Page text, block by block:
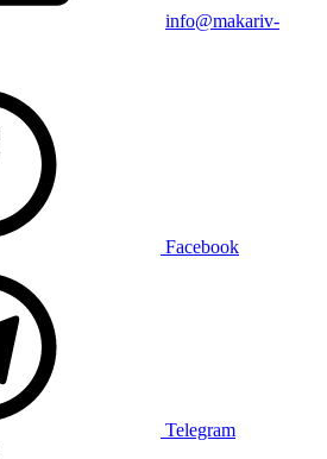
info@makariv-
Facebook
Telegram